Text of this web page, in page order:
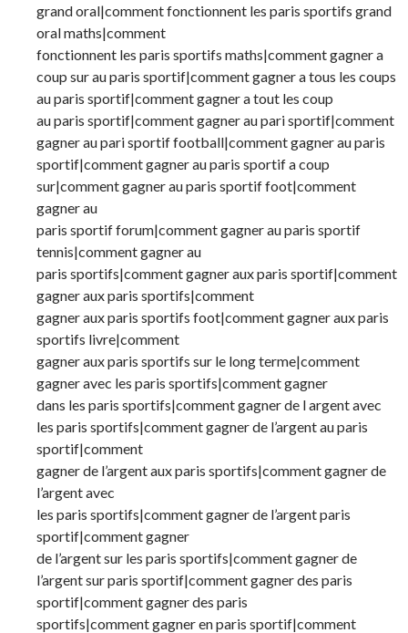
grand oral|comment fonctionnent les paris sportifs grand
oral maths|comment
fonctionnent les paris sportifs maths|comment gagner a
coup sur au paris sportif|comment gagner a tous les coups
au paris sportif|comment gagner a tout les coup
au paris sportif|comment gagner au pari sportif|comment
gagner au pari sportif football|comment gagner au paris
sportif|comment gagner au paris sportif a coup
sur|comment gagner au paris sportif foot|comment
gagner au
paris sportif forum|comment gagner au paris sportif
tennis|comment gagner au
paris sportifs|comment gagner aux paris sportif|comment
gagner aux paris sportifs|comment
gagner aux paris sportifs foot|comment gagner aux paris
sportifs livre|comment
gagner aux paris sportifs sur le long terme|comment
gagner avec les paris sportifs|comment gagner
dans les paris sportifs|comment gagner de l argent avec
les paris sportifs|comment gagner de l’argent au paris
sportif|comment
gagner de l’argent aux paris sportifs|comment gagner de
l’argent avec
les paris sportifs|comment gagner de l’argent paris
sportif|comment gagner
de l’argent sur les paris sportifs|comment gagner de
l’argent sur paris sportif|comment gagner des paris
sportif|comment gagner des paris
sportifs|comment gagner en paris sportif|comment